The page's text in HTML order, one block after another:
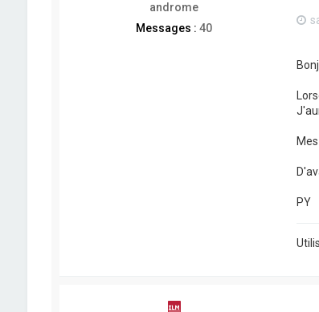
androme
Messages : 40
PY